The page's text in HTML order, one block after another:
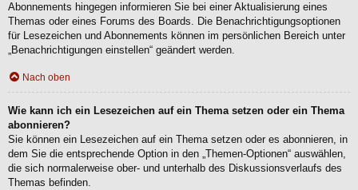
Abonnements hingegen informieren Sie bei einer Aktualisierung eines
Themas oder eines Forums des Boards. Die Benachrichtigungsoptionen
für Lesezeichen und Abonnements können im persönlichen Bereich unter
„Benachrichtigungen einstellen“ geändert werden.
Nach oben
Wie kann ich ein Lesezeichen auf ein Thema setzen oder ein Thema
abonnieren?
Sie können ein Lesezeichen auf ein Thema setzen oder es abonnieren, in
dem Sie die entsprechende Option in den „Themen-Optionen“ auswählen,
die sich normalerweise ober- und unterhalb des Diskussionsverlaufs des
Themas befinden.